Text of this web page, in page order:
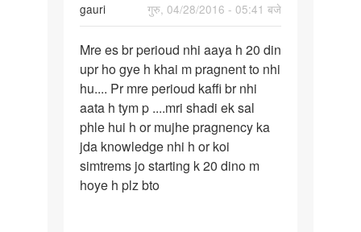
gauri
गुरु, 04/28/2016 - 05:41 बजे
Mre
es
br
perioud
nhi
aaya
h
Mre es br perioud nhi aaya h 20 din
upr ho gye h khai m pragnent to nhi
hu.... Pr mre perioud kaffi br nhi
aata h tym p ....mri shadi ek sal
phle hui h or mujhe pragnency ka
jda knowledge nhi h or koi
simtrems jo starting k 20 dino m
hoye h plz bto